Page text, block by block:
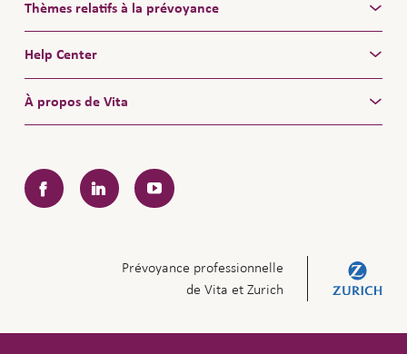
Thèmes relatifs à la prévoyance
Help Center
À propos de Vita
FacebookLinkedInYouTube
Prévoyance professionnelle
de Vita et Zurich